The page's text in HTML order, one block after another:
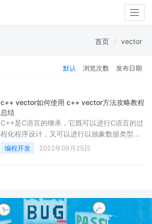
首页 vector
默认 浏览次数 发布日期
c++ vector如何使用 c++ vector方法攻略教程
总结
C++是C语言的继承，它既可以进行C语言的过
程化程序设计，又可以进行以抽象数据类型为
特点的基于对象的程序设计。但是很多人不知
道c++ vector如何使用，那么下面我们就跟随
编程开发 2022年09月25日